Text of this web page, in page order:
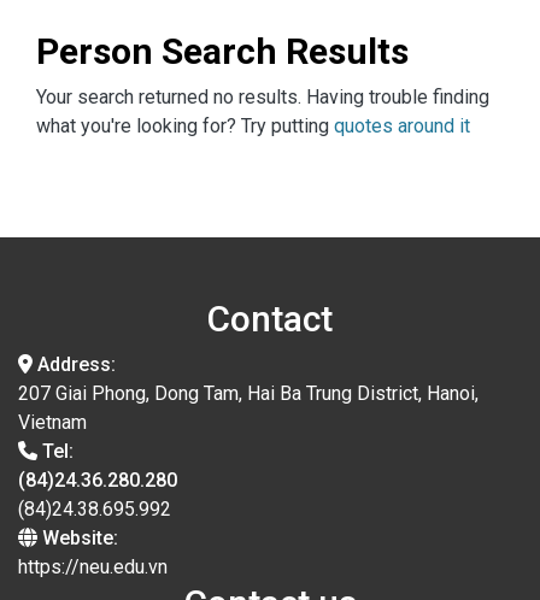
Person Search Results
Your search returned no results. Having trouble finding
what you're looking for? Try putting quotes around it
Contact
Address:
207 Giai Phong, Dong Tam, Hai Ba Trung District, Hanoi,
Vietnam
Tel:
(84)24.36.280.280
(84)24.38.695.992
Website:
https://neu.edu.vn